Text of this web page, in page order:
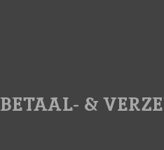
BETAAL- &